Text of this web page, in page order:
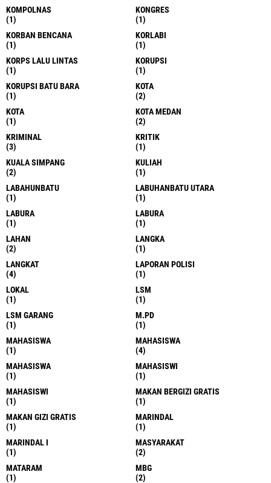
KOMPOLNAS
(1)
KONGRES
(1)
KORBAN BENCANA
(1)
KORLABI
(1)
KORPS LALU LINTAS
(1)
KORUPSI
(1)
KORUPSI BATU BARA
(1)
KOTA
(2)
KOTA
(1)
KOTA MEDAN
(2)
KRIMINAL
(3)
KRITIK
(1)
KUALA SIMPANG
(2)
KULIAH
(1)
LABAHUNBATU
(1)
LABUHANBATU UTARA
(1)
LABURA
(1)
LABURA
(1)
LAHAN
(2)
LANGKA
(1)
LANGKAT
(4)
LAPORAN POLISI
(1)
LOKAL
(1)
LSM
(1)
LSM GARANG
(1)
M.PD
(1)
MAHASISWA
(1)
MAHASISWA
(4)
MAHASISWA
(1)
MAHASISWI
(1)
MAHASISWI
(1)
MAKAN BERGIZI GRATIS
(1)
MAKAN GIZI GRATIS
(1)
MARINDAL
(1)
MARINDAL I
(1)
MASYARAKAT
(2)
MATARAM
(1)
MBG
(2)